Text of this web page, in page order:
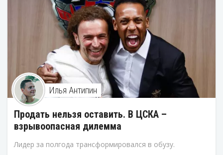
Илья Антипин
Продать нельзя оставить. В ЦСКА –
взрывоопасная дилемма
Лидер за полгода трансформировался в обузу.